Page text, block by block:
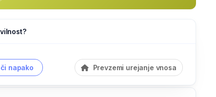
napako Prevzemi urejanje vnosa